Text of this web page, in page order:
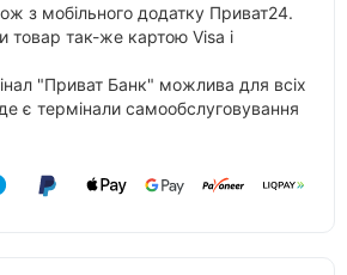
з мобільного додатку Приват24.
товар так-же картою Visa і
"Приват Банк" можлива для всіх
є термінали самообслуговування